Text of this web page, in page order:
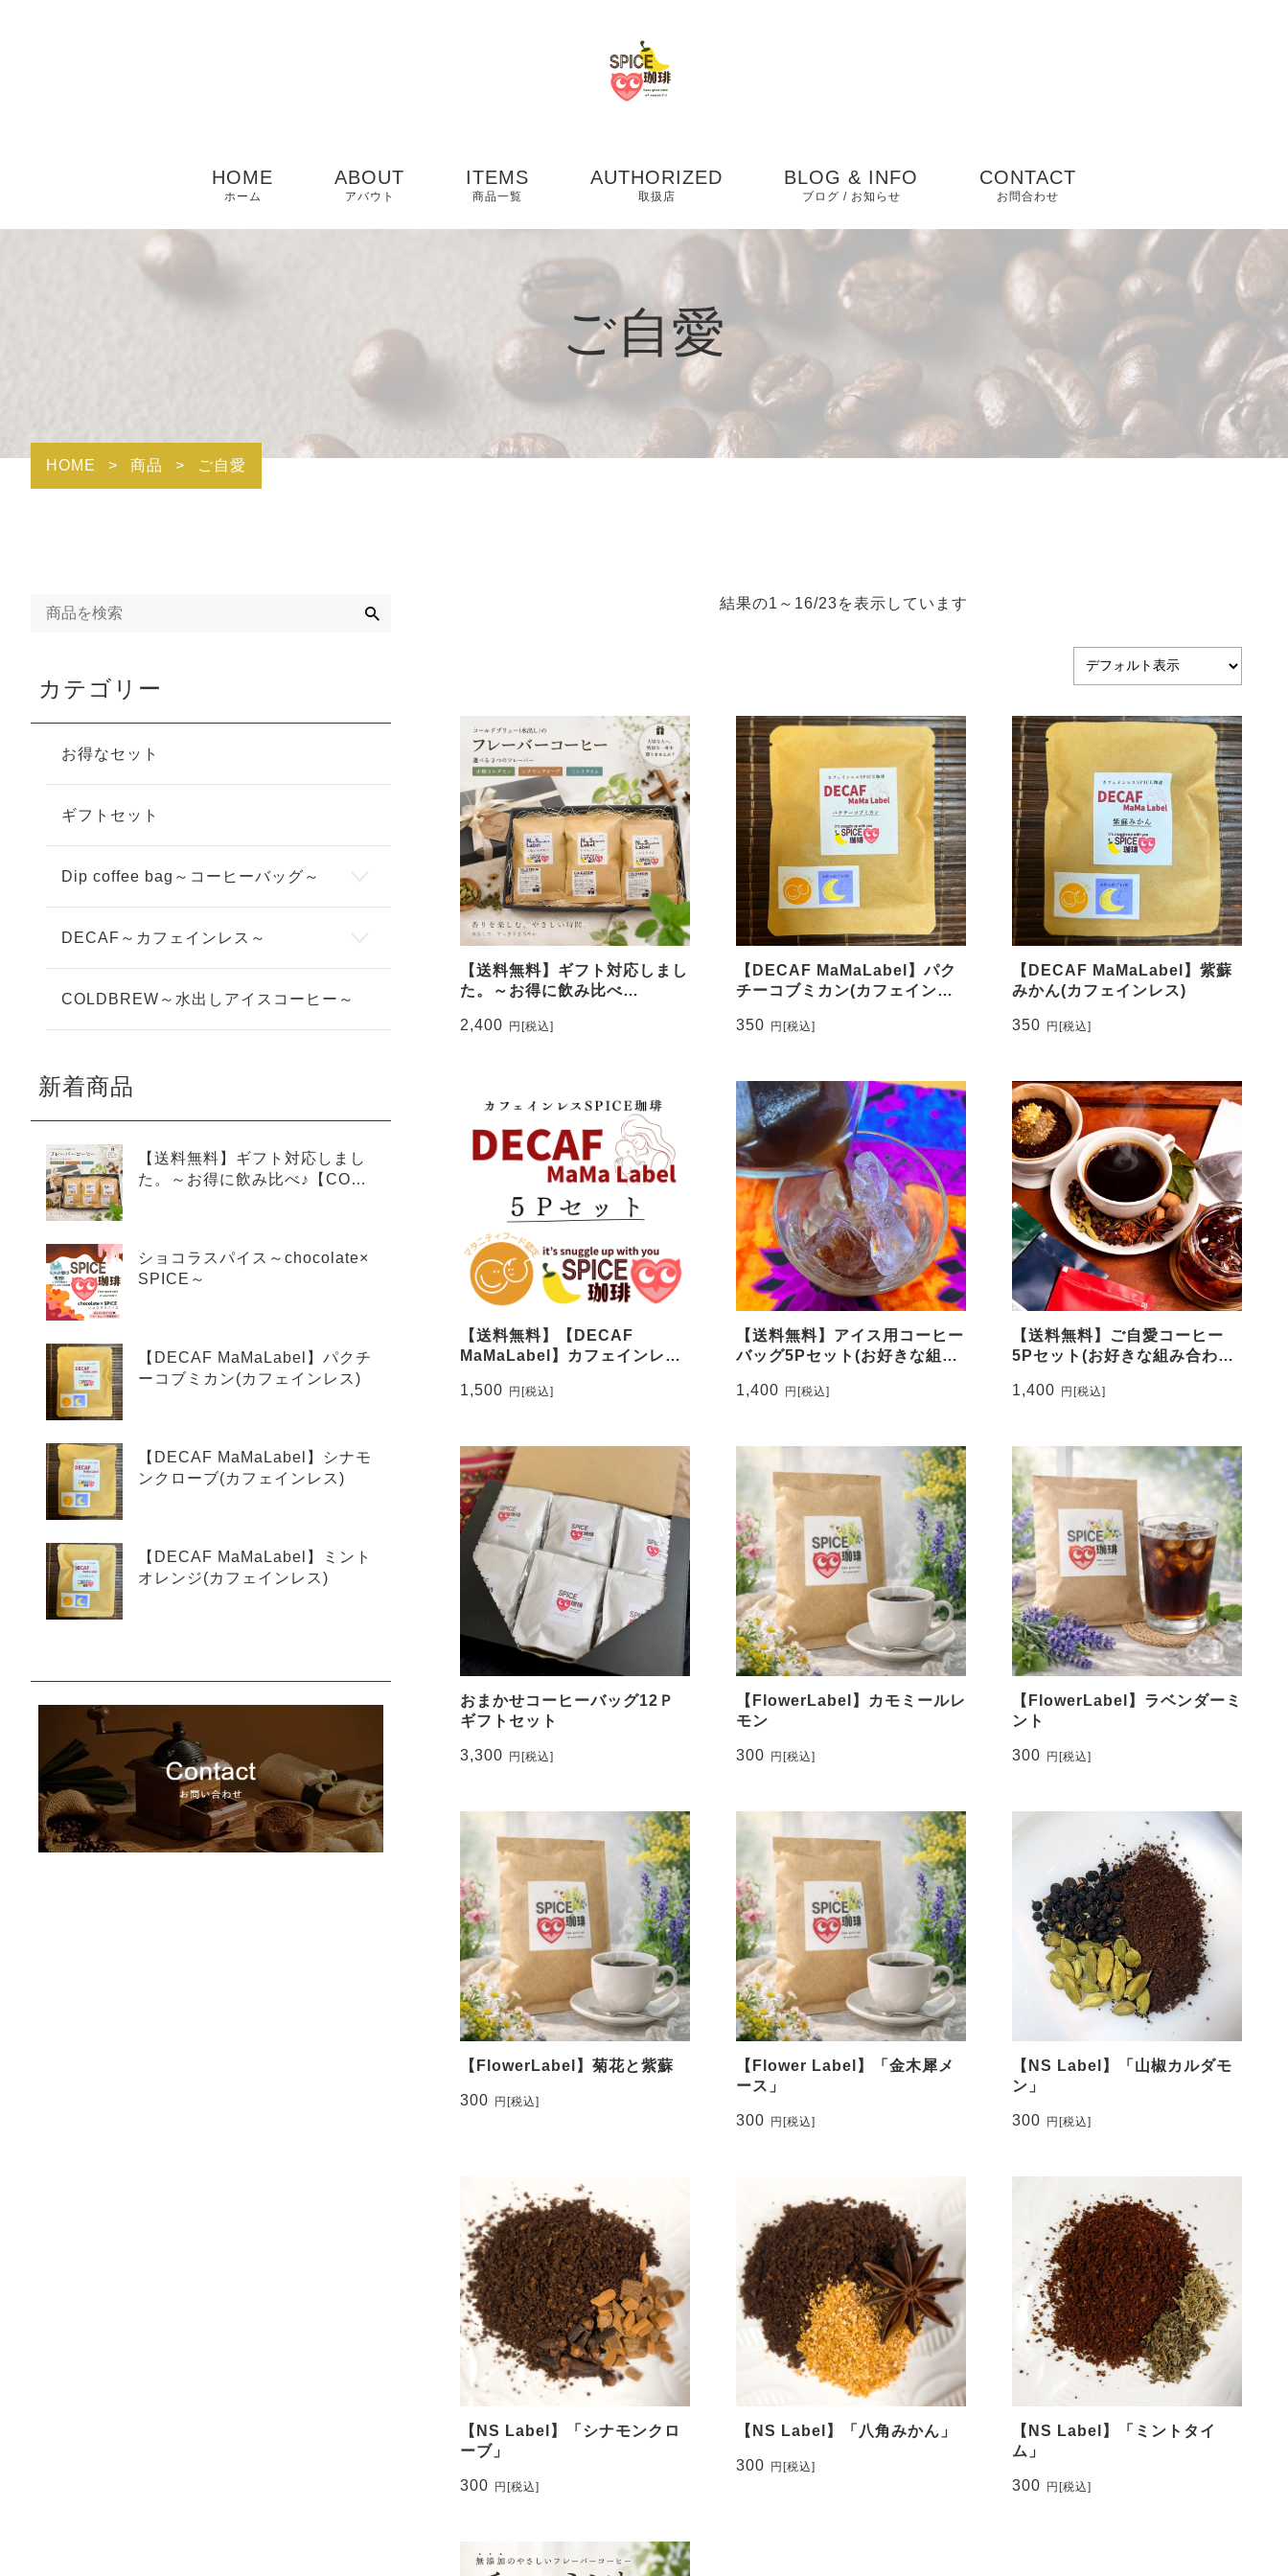
HOME
ホーム
ABOUT
アバウト
ITEMS
商品一覧
AUTHORIZED
取扱店
BLOG & INFO
ブログ / お知らせ
CONTACT
お問合わせ
ご自愛
HOME > 商品 > ご自愛
結果の1～16/23を表示しています
【送料無料】ギフト対応しまし
た。～お得に飲み比べ
セット】～
2,400 円[税込]
【DECAF MaMaLabel】パク
チーコブミカン(カフェインレ
350 円[税込]
【DECAF MaMaLabel】紫蘇
みかん(カフェインレス)
350 円[税込]
【送料無料】【DECAF
MaMaLabel】カフェインレス
1,500 円[税込]
【送料無料】アイス用コーヒー
バッグ5Pセット(お好きな組み
1,400 円[税込]
【送料無料】ご自愛コーヒー
5Pセット(お好きな組み合わせ
1,400 円[税込]
おまかせコーヒーバッグ12Ｐ
ギフトセット
3,300 円[税込]
【FlowerLabel】カモミールレ
モン
300 円[税込]
【FlowerLabel】ラベンダーミ
ント
300 円[税込]
【FlowerLabel】菊花と紫蘇
300 円[税込]
【Flower Label】「金木犀メ
ース」
300 円[税込]
【NS Label】「山椒カルダモ
ン」
300 円[税込]
【NS Label】「シナモンクロ
ーブ」
300 円[税込]
【NS Label】「八角みかん」
300 円[税込]
【NS Label】「ミントタイ
ム」
300 円[税込]
カテゴリー
お得なセット
ギフトセット
Dip coffee bag～コーヒーバッグ～
DECAF～カフェインレス～
COLDBREW～水出しアイスコーヒー～
新着商品
【送料無料】ギフト対応しまし
た。～お得に飲み比べ♪【COLD
ショコラスパイス～chocolate×
SPICE～
【DECAF MaMaLabel】パクチ
ーコブミカン(カフェインレス)
【DECAF MaMaLabel】シナモ
ンクローブ(カフェインレス)
【DECAF MaMaLabel】ミント
オレンジ(カフェインレス)